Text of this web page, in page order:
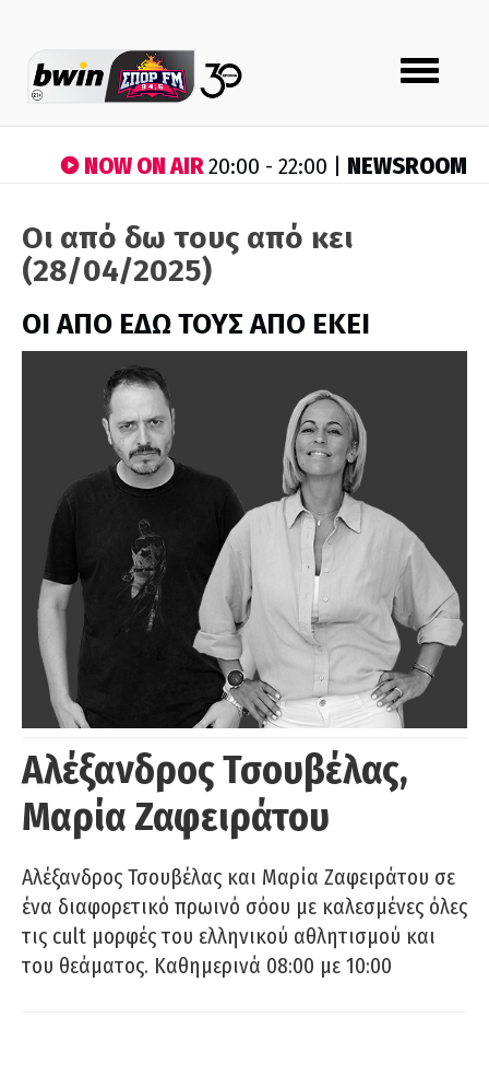
Toggle
navigation
NOW ON AIR20:00 - 22:00 | NEWSROOM
Οι από δω τους από κει
(28/04/2025)
ΟΙ ΑΠΟ ΕΔΩ ΤΟΥΣ ΑΠΟ ΕΚΕΙ
Αλέξανδρος Τσουβέλας,
Μαρία Ζαφειράτου
Αλέξανδρος Τσουβέλας και Μαρία Ζαφειράτου σε
ένα διαφορετικό πρωινό σόου με καλεσμένες όλες
τις cult μορφές του ελληνικού αθλητισμού και
του θεάματος. Καθημερινά 08:00 με 10:00